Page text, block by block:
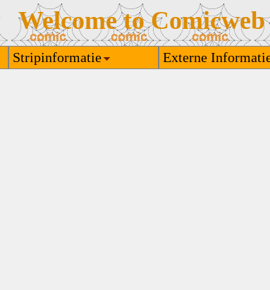
Welcome to
Stripinformatie Externe